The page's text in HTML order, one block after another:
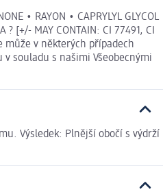
• RAYON • CAPRYLYL GLYCOL
? [+/- MAY CONTAIN: CI 77491, CI
může v některých případech
souladu s našimi Všeobecnými
Výsledek: Plnější obočí s výdrží